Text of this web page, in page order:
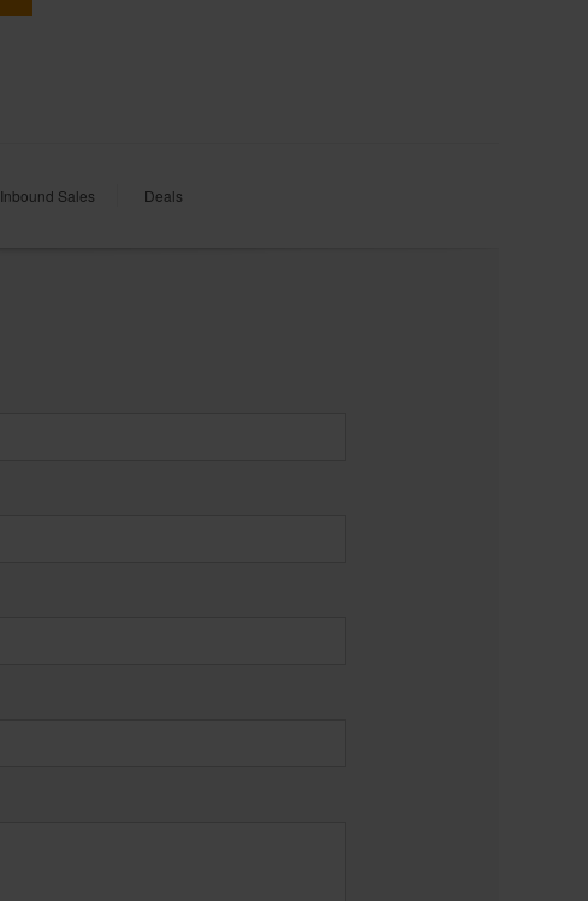
Inbound Sales Deals